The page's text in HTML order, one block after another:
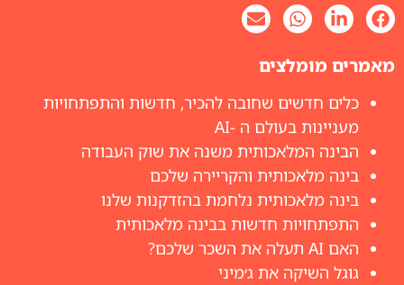
מאמרים מומלצים
כלים חדשים שחובה להכיר, חדשות והתפתחויות
מעניינות בעולם ה -AI
הבינה המלאכותית משנה את שוק העבודה
בינה מלאכותית והקריירה שלכם
בינה מלאכותית נלחמת בהזדקנות שלנו
התפתחויות חדשות בבינה מלאכותית
האם AI תעלה את השכר שלכם?
גוגל השיקה את ג׳מיני